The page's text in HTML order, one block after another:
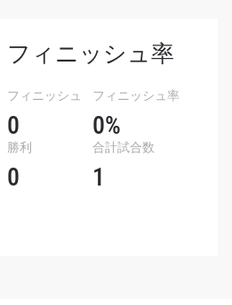
フィニッシュ率
フィニッシュ
0
フィニッシュ率
0%
勝利
0
合計試合数
1
る
客様は当社の
プライバシーポリ
に同意したことになります。
ることができます。